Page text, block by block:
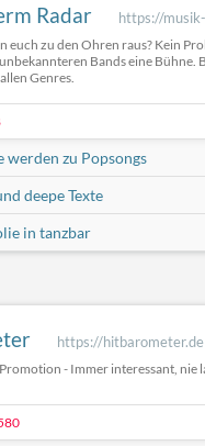
Radar https://
euch zu den Ohren raus? Kein
Bands eine Bühne.
Genres.
werden zu Popsongs
deepe Texte
in tanzbar
https://hitbarometer.de
- Immer interessant, nie